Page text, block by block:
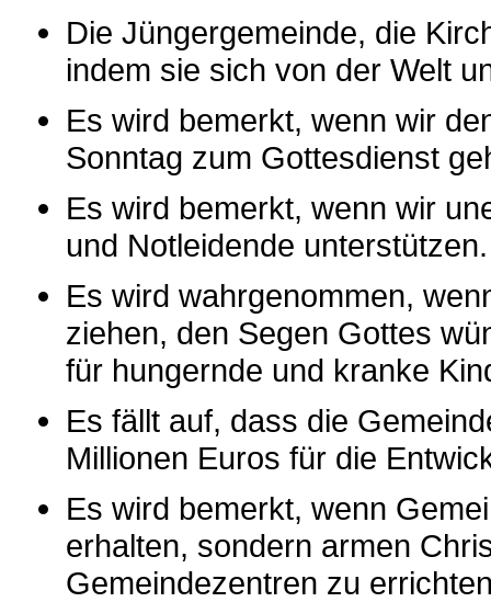
Die Jüngergemeinde, die
indem sie sich von der Welt
Es wird bemerkt, wenn wir
Sonntag zum Gottesdienst
Es wird bemerkt, wenn wir
und Notleidende unterstützen.
Es wird wahrgenommen,
ziehen, den Segen Gottes
für hungernde und kranke
Es fällt auf, dass die
Millionen Euros für die
Es wird bemerkt, wenn
erhalten, sondern armen
Gemeindezentren zu